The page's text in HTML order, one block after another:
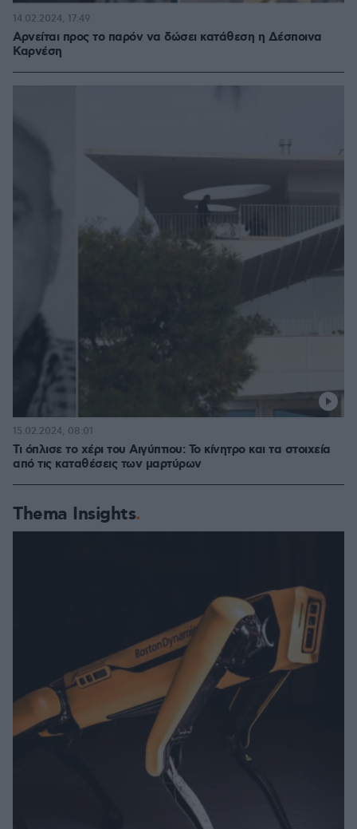
Αρνείται προς το παρόν να δώσει κατάθεση η Δέσποινα
Καρνέση
14.02.2024, 17:49
Τι όπλισε το χέρι του Αιγύπτιου: Το κίνητρο και τα στοιχεία
από τις καταθέσεις των μαρτύρων
15.02.2024, 08:01
Thema Insights